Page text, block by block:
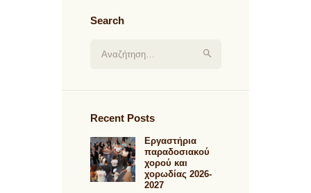
Search
Recent Posts
Εργαστήρια
παραδοσιακού
χορού και
χορωδίας 2026-
2027